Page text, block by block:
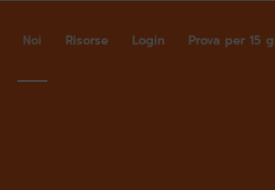
Noi Risorse Login Prova per 15